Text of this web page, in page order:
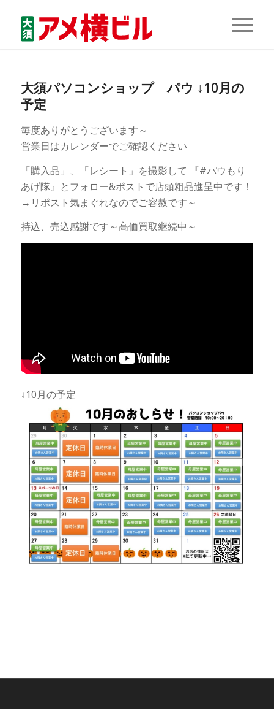
大須パソコンショップ パウ ↓10月の
予定
毎度ありがとうございます～
営業日はカレンダーでご確認ください
「購入品」、「レシート」を撮影して 『#パウもり
あげ隊』とフォロー&ポストで店頭粗品進呈中です！
→リポスト気まぐれなのでご容赦です～
持込、売込感謝です～高価買取継続中～
↓10月の予定